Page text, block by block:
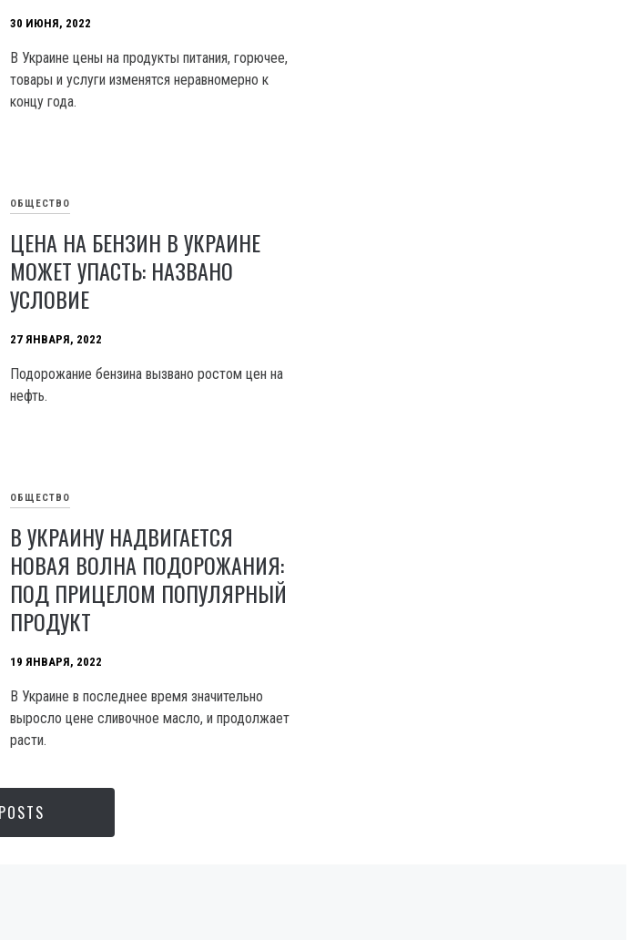
30 ИЮНЯ, 2022
В Украине цены на продукты питания, горючее,
товары и услуги изменятся неравномерно к
концу года.
ОБЩЕСТВО
ЦЕНА НА БЕНЗИН В УКРАИНЕ
МОЖЕТ УПАСТЬ: НАЗВАНО
УСЛОВИЕ
27 ЯНВАРЯ, 2022
Подорожание бензина вызвано ростом цен на
нефть.
ОБЩЕСТВО
В УКРАИНУ НАДВИГАЕТСЯ
НОВАЯ ВОЛНА ПОДОРОЖАНИЯ:
ПОД ПРИЦЕЛОМ ПОПУЛЯРНЫЙ
ПРОДУКТ
19 ЯНВАРЯ, 2022
В Украине в последнее время значительно
выросло цене сливочное масло, и продолжает
расти.